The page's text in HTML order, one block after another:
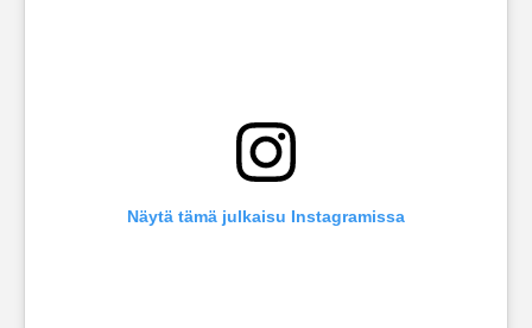
Näytä tämä julkaisu Instagramissa